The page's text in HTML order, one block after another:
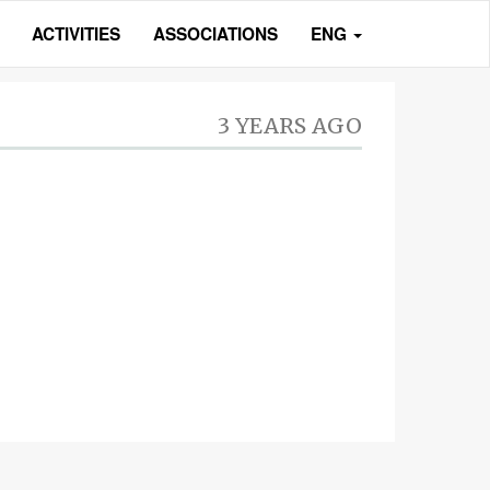
ACTIVITIES ASSOCIATIONS ENG
3 YEARS AGO